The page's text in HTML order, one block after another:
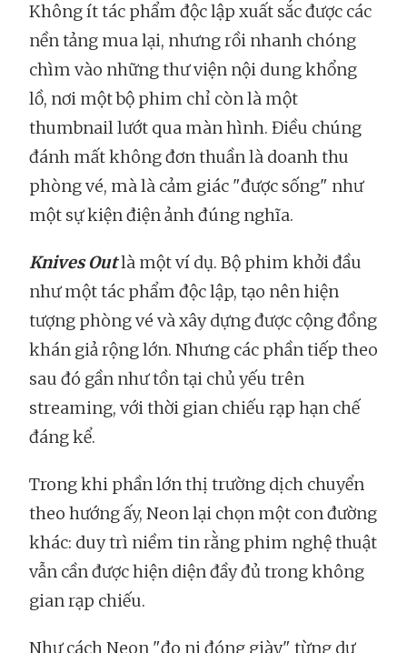
Không ít tác phẩm độc lập xuất sắc được các
nền tảng mua lại, nhưng rồi nhanh chóng
chìm vào những thư viện nội dung khổng
lồ, nơi một bộ phim chỉ còn là một
thumbnail lướt qua màn hình. Điều chúng
đánh mất không đơn thuần là doanh thu
phòng vé, mà là cảm giác "được sống" như
một sự kiện điện ảnh đúng nghĩa.
Knives Outlà một ví dụ. Bộ phim khởi đầu
như một tác phẩm độc lập, tạo nên hiện
tượng phòng vé và xây dựng được cộng đồng
khán giả rộng lớn. Nhưng các phần tiếp theo
sau đó gần như tồn tại chủ yếu trên
streaming, với thời gian chiếu rạp hạn chế
đáng kể.
Trong khi phần lớn thị trường dịch chuyển
theo hướng ấy, Neon lại chọn một con đường
khác: duy trì niềm tin rằng phim nghệ thuật
vẫn cần được hiện diện đầy đủ trong không
gian rạp chiếu.
Như cách Neon "đo ni đóng giày" từng dự